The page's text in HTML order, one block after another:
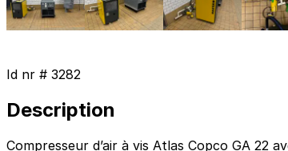
Id nr # 3282
Description
Compresseur d’air à vis Atlas Copco GA 22